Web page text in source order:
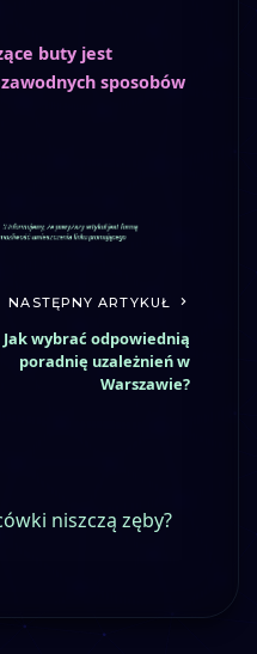
buty jest
sposobów
NASTĘPNY ARTYKUŁ
Jak wybrać odpowiednią
poradnię uzależnień w
Warszawie?
niszczą zęby?